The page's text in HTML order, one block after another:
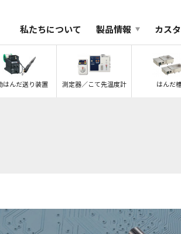
私たちについて 製品情報 カス
はんだ送り装置 測定器／こて先温度計 はんだ